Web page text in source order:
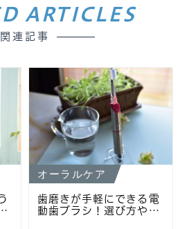
ARTICLES
関連記事
オーラルケア
歯磨きが手軽にできる電
動歯ブラシ！選び方や…